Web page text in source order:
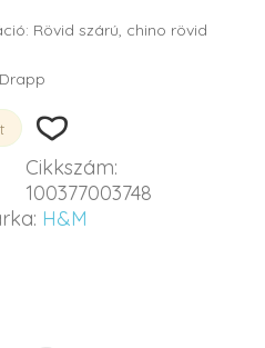
Rövid szárú, chino rövid
Cikkszám:
100377003748
H&M